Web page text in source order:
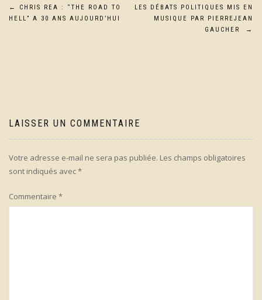
Navigation
←
CHRIS REA : “THE ROAD TO
HELL” A 30 ANS AUJOURD’HUI
LES DÉBATS POLITIQUES MIS EN
MUSIQUE PAR PIERREJEAN
GAUCHER
→
LAISSER UN COMMENTAIRE
Votre adresse e-mail ne sera pas publiée. Les champs obligatoires
sont indiqués avec*
Commentaire *